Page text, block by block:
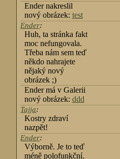
Ender nakreslil
nový obrázek: test
Ender:
Huh, ta stránka fakt
moc nefungovala.
Třeba nám sem teď
někdo nahrajete
nějaký nový
obrázek ;)
Ender má v Galerii
nový obrázek: ddd
Tajja:
Kostry zdraví
nazpět!
Ender:
Výborně. Je to teď
méně polofunkční.